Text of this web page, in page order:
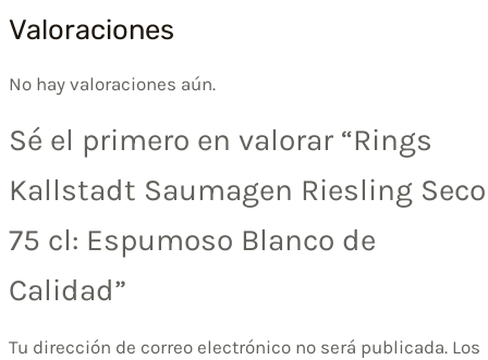
Valoraciones
No hay valoraciones aún.
Sé el primero en valorar “Rings
Kallstadt Saumagen Riesling Seco
75 cl: Espumoso Blanco de
Calidad”
Tu dirección de correo electrónico no será publicada. Los